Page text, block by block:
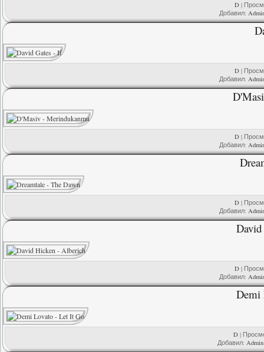
D |
Добавил:
D |
Добавил:
D |
Добавил:
D |
Добавил:
D |
Добавил:
Demi
D|
Добавил: Admin